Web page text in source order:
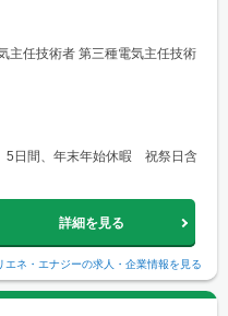
主任技術者 第三種電気主任技術
5日間、年末年始休暇 祝祭日含
詳細を見る
エネ・エナジーの求人・企業情報を見る